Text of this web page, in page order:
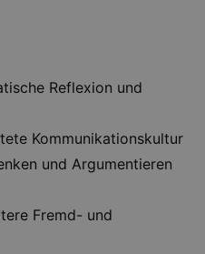
Reflexion und
Kommunikationskultur
und Argumentieren
Fremd- und
.kulturkalender-
days